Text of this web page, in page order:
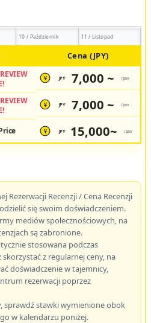
10 / Październik 11 / Listopad
Cena (JPY)
¥ JPY 7,000 ~ /pax
¥ JPY 7,000 ~ /pax
¥ JPY 15,000~ /pax
Rezerwacji Recenzji / Cena Recenzji
się swoim doświadczeniem.
mediów społecznościowych, na
są zabronione.
stosowana podczas
skorzystać z regularnej ceny, na
doświadczenie w tajemnicy,
rezerwacji poprzez
sprawdź stawki wymienione obok
w kalendarzu poniżej.